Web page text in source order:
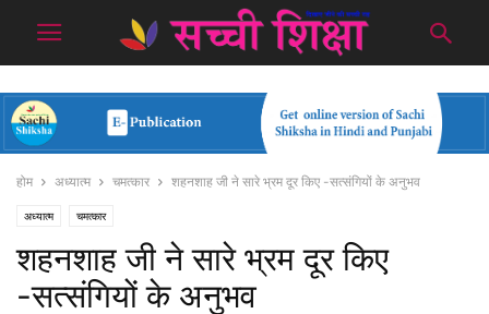
होम अध्यात्म चमत्कार शहनशाह जी ने सारे भ्रम दूर किए -सत्संगियों के अनुभव
अध्यात्म चमत्कार
शहनशाह जी ने सारे भ्रम दूर किए
-सत्संगियों के अनुभव